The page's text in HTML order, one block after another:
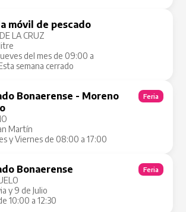
móvil de pescado
LA CRUZ
del mes de 09:00 a
semana cerrado
Bonaerense - Moreno
Martín
y Viernes de 08:00 a 17:00
Feria
Bonaerense
y 9 de Julio
10:00 a 12:30
Feria